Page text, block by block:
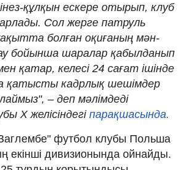
құлқын ескере отырып, клуб
Сол жерге патруль
уақытта болған оқиғаның мән-
бойынша шаралар қабылданып
қатар, келесі 24 сағат ішінде
қатысты кадрлық шешімдер
– деп мәлімдеді
X желісіндегі парақшасында.
футбол клубы Польша
екінші дивизионында ойнайды.